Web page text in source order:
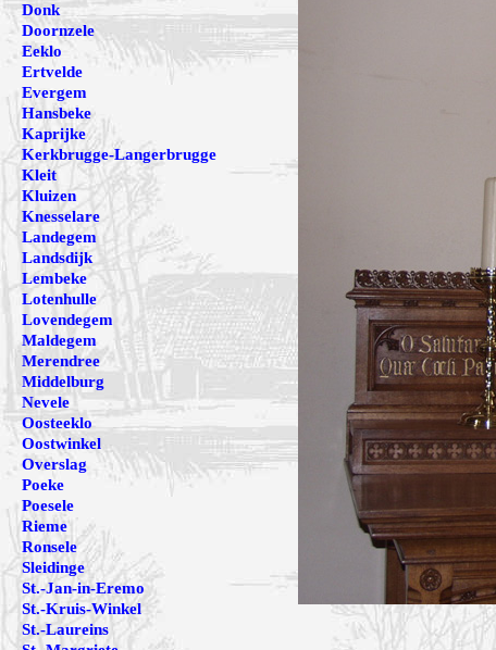
Donk
Doornzele
Eeklo
Ertvelde
Evergem
Hansbeke
Kaprijke
Kerkbrugge-Langerbrugge
Kleit
Kluizen
Knesselare
Landegem
Landsdijk
Lembeke
Lotenhulle
Lovendegem
Maldegem
Merendree
Middelburg
Nevele
Oosteeklo
Oostwinkel
Overslag
Poeke
Poesele
Rieme
Ronsele
Sleidinge
St.-Jan-in-Eremo
St.-Kruis-Winkel
St.-Laureins